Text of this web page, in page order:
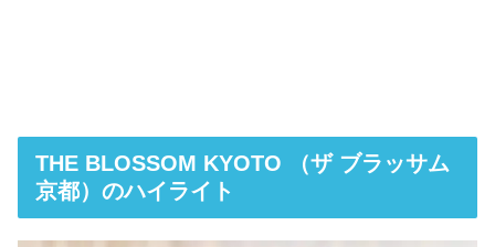
THE BLOSSOM KYOTO （ザ ブラッサム
京都）のハイライト